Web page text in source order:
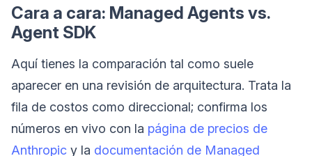
Cara a cara: Managed Agents vs.
Agent SDK
Aquí tienes la comparación tal como suele
aparecer en una revisión de arquitectura. Trata la
fila de costos como direccional; confirma los
números en vivo con la página de precios de
Anthropic y la documentación de Managed